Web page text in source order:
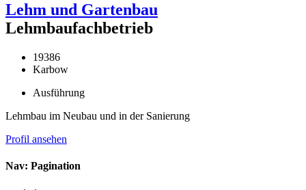
Lehm und Gartenbau
Lehmbaufachbetrieb
19386
Karbow
Ausführung
Lehmbau im Neubau und in der Sanierung
Profil ansehen
Nav: Pagination